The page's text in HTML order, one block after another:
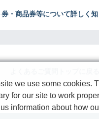
券・商品券等について詳しく
we use some cookies.
for our site to work
information about how